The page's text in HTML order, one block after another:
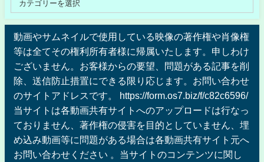
動画やサムネイルで使用している映像の著作権や肖像権
等は全てその権利所有者様に帰属いたします。申しわけ
ございません。お客様からの要望、問題がある記事を削
除、送信防止措置にできる限り応じます。お問い合わせ
のサイトアドレスです。 https://form.os7.biz/f/c82c6596/
当サイトは各動画共有サイトへのアップロードは行なっ
ておりません、著作権の侵害を目的としていません、埋
め込み動画等に問題がある場合は各動画共有サイト元へ
お問い合わせください 。当サイトのコンテンツに関し